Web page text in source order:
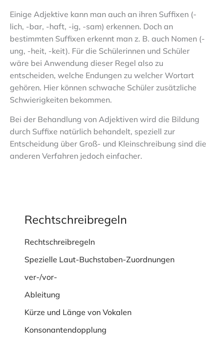
Einige Adjektive kann man auch an ihren Suffixen (-
lich, -bar, -haft, -ig, -sam) erkennen. Doch an
bestimmten Suffixen erkennt man z. B. auch Nomen (-
ung, -heit, -keit). Für die Schülerinnen und Schüler
wäre bei Anwendung dieser Regel also zu
entscheiden, welche Endungen zu welcher Wortart
gehören. Hier können schwache Schüler zusätzliche
Schwierigkeiten bekommen.
Bei der Behandlung von Adjektiven wird die Bildung
durch Suffixe natürlich behandelt, speziell zur
Entscheidung über Groß- und Kleinschreibung sind die
anderen Verfahren jedoch einfacher.
Rechtschreibregeln
Rechtschreibregeln
Spezielle Laut-Buchstaben-Zuordnungen
ver-/vor-
Ableitung
Kürze und Länge von Vokalen
Konsonantendopplung